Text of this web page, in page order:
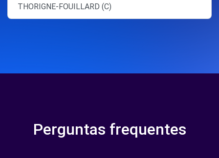
THORIGNE-FOUILLARD (C)
Perguntas frequentes